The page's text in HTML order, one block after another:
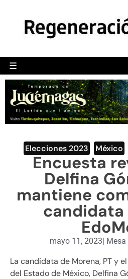
☰
OPINIÓN
ENGLISH
VIDEOS
Elecciones 2023 México
Encuesta
Delfina
mantiene
candidata
mayo 11, 2023| Mesa
La candidata de Morena, PT y
del Estado de México, Delfina